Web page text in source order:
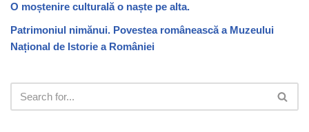
O moștenire culturală o naște pe alta.
Patrimoniul nimănui. Povestea românească a Muzeului
Național de Istorie a României